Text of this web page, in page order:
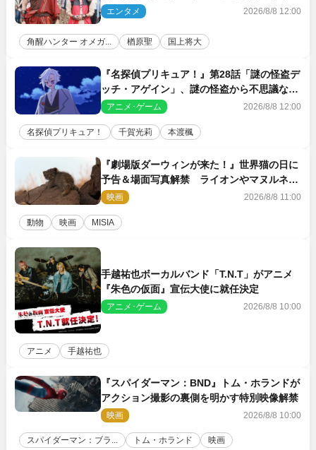
がハンターバトルを挑んできた！
エンタメ 2026/8/8 12:00
角醒ハンター オメガ... 楢原聖 国上将大
『名探偵プリキュア！』第28話「謎の怪盗デ
ッチ・アゲイン」、謎の怪盗から不思議な予
告状が届く
アニメ･ゲーム 2026/8/8 12:00
名探偵プリキュア！ 千賀光莉 本渡楓
『劇場版ダーウィンが来た！』世界猫の日に
予告＆場面写真解禁 ライオンやマヌルネコ
の赤ちゃんが大集合
映画 2026/8/8 11:00
動物 映画 MISIA
手越祐也ボーカルバンド「T.N.T」がアニメ
『朱色の仮面』宣伝大使に就任決定
アニメ･ゲーム 2026/8/8 10:00
アニメ 手越祐也
『スパイダーマン：BND』トム・ホランドが
アクション撮影の裏側を明かす特別映像解禁
映画 2026/8/8 10:00
スパイダーマン：ブラ... トム・ホランド 映画